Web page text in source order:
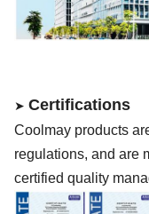
➤ Certifications
Coolmay products
regulations, and are
certified quality